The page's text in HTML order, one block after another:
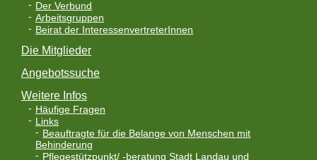
Der Verbund
Arbeitsgruppen
Beirat der InteressenvertreterInnen
Die Mitglieder
Angebotssuche
Weitere Infos
Häufige Fragen
Links
Beauftragte für die Belange von Menschen mit
Behinderung
Pflegestützpunkt/ -beratung Stadt Landau und